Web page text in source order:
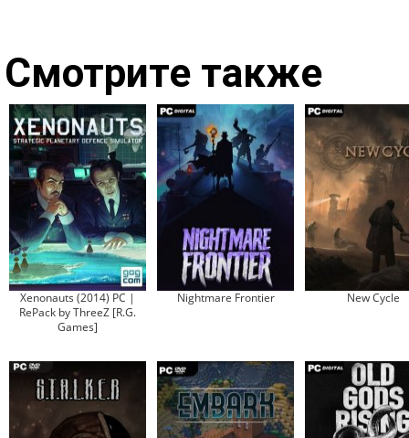
Смотрите также
Xenonauts (2014) PC |
RePack by ThreeZ [R.G.
Games]
Nightmare Frontier New Cycle